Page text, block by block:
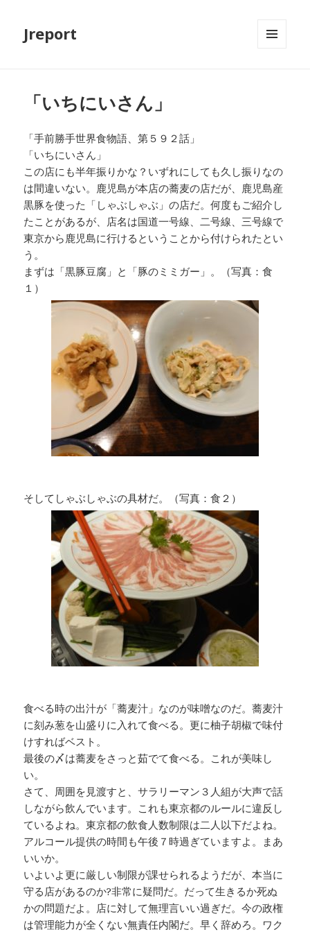
Jreport
「いちにいさん」
「手前勝手世界食物語、第５９２話」
「いちにいさん」
この店にも半年振りかな？いずれにしても久し振りなの
は間違いない。鹿児島が本店の蕎麦の店だが、鹿児島産
黒豚を使った「しゃぶしゃぶ」の店だ。何度もご紹介し
たことがあるが、店名は国道一号線、二号線、三号線で
東京から鹿児島に行けるということから付けられたとい
う。
まずは「黒豚豆腐」と「豚のミミガー」。（写真：食
１）
そしてしゃぶしゃぶの具材だ。（写真：食２）
食べる時の出汁が「蕎麦汁」なのが味噌なのだ。蕎麦汁
に刻み葱を山盛りに入れて食べる。更に柚子胡椒で味付
けすればベスト。
最後の〆は蕎麦をさっと茹でて食べる。これが美味し
い。
さて、周囲を見渡すと、サラリーマン３人組が大声で話
しながら飲んでいます。これも東京都のルールに違反し
ているよね。東京都の飲食人数制限は二人以下だよね。
アルコール提供の時間も午後７時過ぎていますよ。まあ
いいか。
いよいよ更に厳しい制限が課せられるようだが、本当に
守る店があるのか?非常に疑問だ。だって生きるか死ぬ
かの問題だよ。店に対して無理言いい過ぎだ。今の政権
は管理能力が全くない無責任内閣だ。早く辞めろ。ワク